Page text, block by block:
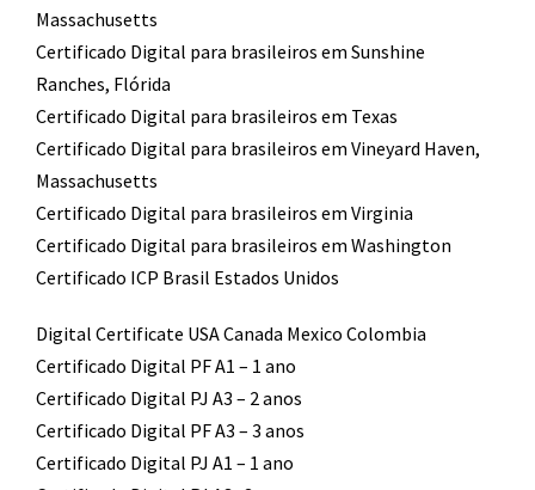
Massachusetts
Certificado Digital para brasileiros em Sunshine
Ranches, Flórida
Certificado Digital para brasileiros em Texas
Certificado Digital para brasileiros em Vineyard Haven,
Massachusetts
Certificado Digital para brasileiros em Virginia
Certificado Digital para brasileiros em Washington
Certificado ICP Brasil Estados Unidos
Digital Certificate USA Canada Mexico Colombia
Certificado Digital PF A1 – 1 ano
Certificado Digital PJ A3 – 2 anos
Certificado Digital PF A3 – 3 anos
Certificado Digital PJ A1 – 1 ano